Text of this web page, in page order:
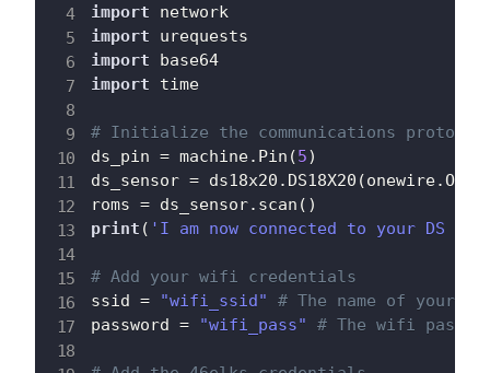
import
import
import
import time
# Initialize the communications protocol
ds_pin = machine. Pin (5)
ds_sensor = ds18x20 . DS18X20 (onewire.
roms = ds_sensor. scan ( )
print ( 'I am now connected to your DS
# Add your wifi credentials
ssid = "wifi_ssid"
# The name of your
password = "wifi_pass" # The wifi